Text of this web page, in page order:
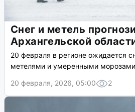
Снег и метель
Архангельской
20 февраля в регионе ожидается
метелями и умеренными
20 февраля, 2026, 05:00
2